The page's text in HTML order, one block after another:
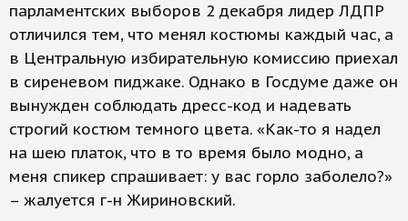
парламентских выборов 2 декабря лидер ЛДПР
отличился тем, что менял костюмы каждый час, а
в Центральную избирательную комиссию приехал
в сиреневом пиджаке. Однако в Госдуме даже он
вынужден соблюдать дресс-код и надевать
строгий костюм темного цвета. «Как-то я надел
на шею платок, что в то время было модно, а
меня спикер спрашивает: у вас горло заболело?»
– жалуется г-н Жириновский.